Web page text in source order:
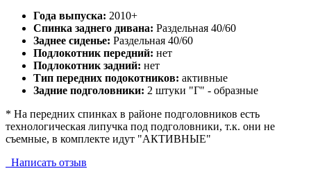
Года выпуска: 2010+
Спинка заднего дивана: Раздельная 40/60
Заднее сиденье: Раздельная 40/60
Подлокотник передний: нет
Подлокотник задний: нет
Тип передних подокотников: активные
Задние подголовники: 2 штуки "Г" - образные
* На передних спинках в районе подголовников есть
технологическая липучка под подголовники, т.к. они не
съемные, в комплекте идут "АКТИВНЫЕ"
Написать отзыв